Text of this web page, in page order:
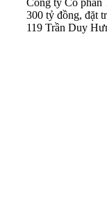
Công ty Cổ phần
300 tỷ đồng, đặt
119 Trần Duy